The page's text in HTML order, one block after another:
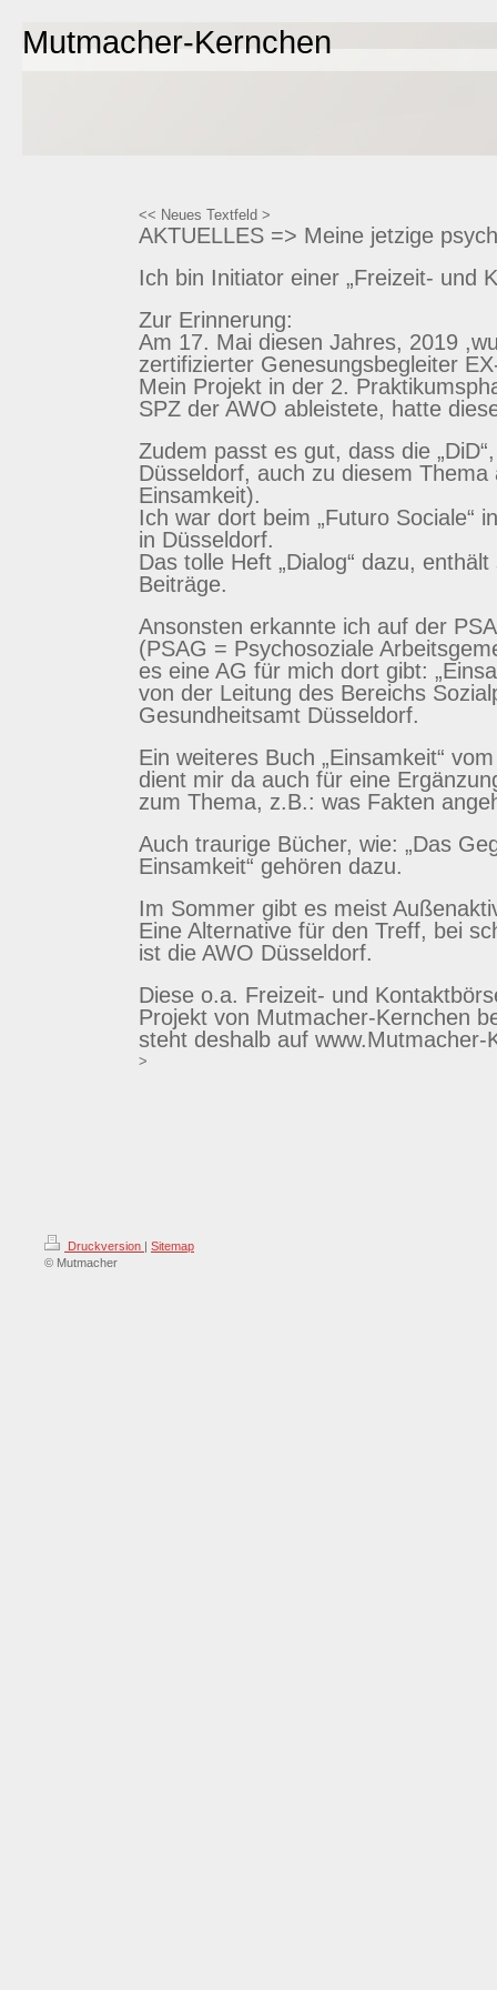
Mutmacher-Kernchen
<< Neues Textfeld >
AKTUELLES => Meine jetzige
Ich bin Initiator einer „Freizeit- und
Zur Erinnerung:
Am 17. Mai diesen Jahres, 2019
zertifizierter Genesungsbegleiter
Mein Projekt in der 2.
SPZ der AWO ableistete, hatte
Zudem passt es gut, dass die
Düsseldorf, auch zu diesem
Einsamkeit).
Ich war dort beim „Futuro Sociale“
in Düsseldorf.
Das tolle Heft „Dialog“ dazu,
Beiträge.
Ansonsten erkannte ich auf der
(PSAG = Psychosoziale
es eine AG für mich dort gibt:
von der Leitung des Bereichs
Gesundheitsamt Düsseldorf.
Ein weiteres Buch „Einsamkeit“
dient mir da auch für eine
zum Thema, z.B.: was Fakten
Auch traurige Bücher, wie: „Das
Einsamkeit“ gehören dazu.
Im Sommer gibt es meist
Eine Alternative für den Treff, bei
ist die AWO Düsseldorf.
Diese o.a. Freizeit- und
Projekt von Mutmacher-Kernchen
steht deshalb auf www.Mutmacher-
>
Druckversion | Sitemap
© Mutmacher